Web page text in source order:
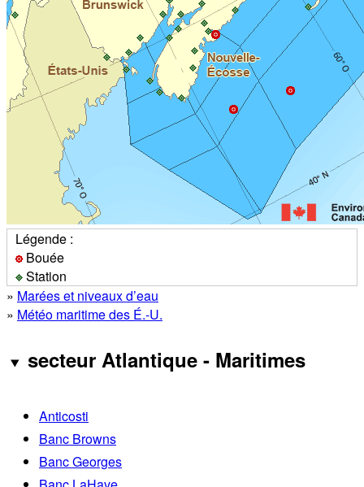
Légende :
Bouée
Station
» Marées et niveaux d’eau
» Météo maritime des É.-U.
secteur Atlantique - Maritimes
Anticosti
Banc Browns
Banc Georges